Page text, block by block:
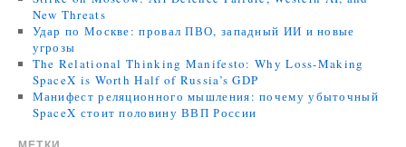
New Threats
Удар по Москве: провал ПВО, западный ИИ и новые
угрозы
The Relational Thinking Manifesto: Why Loss-Making
SpaceX is Worth Half of Russia’s GDP
Манифест реляционного мышления: почему убыточный
SpaceX стоит половину ВВП России